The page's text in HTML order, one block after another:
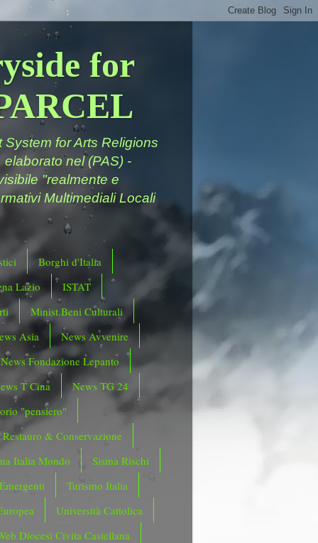
for
for Arts Religions
nel (PAS) -
"realmente e
Multimediali Locali
Borghi d'Italia
Lazio
ISTAT
Minist.Beni Culturali
Asia
News Avvenire
News Fondazione Lepanto
T Cina
News TG 24
"pensiero"
Restauro & Conservazione
Italia Mondo
Sisma Rischi
Turismo Italia
Università Cattolica
Diocesi Civita Castellana